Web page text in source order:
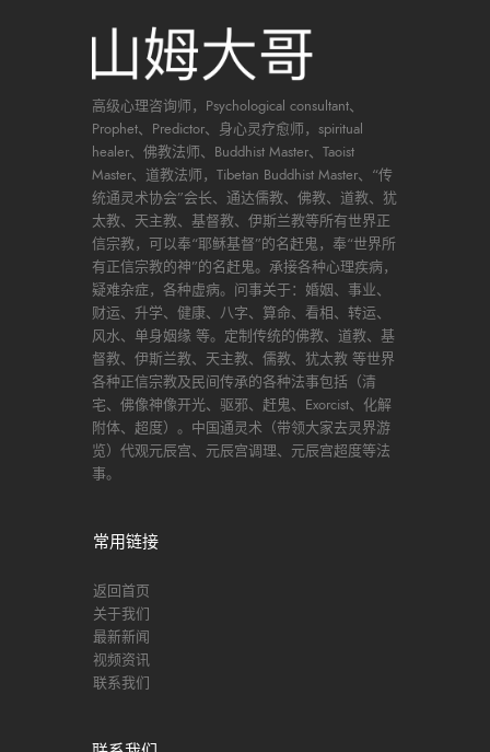
高级心理咨询师，Psychological consultant、
Prophet、Predictor、身心灵疗愈师，spiritual
healer、佛教法师、Buddhist Master、Taoist
Master、道教法师，Tibetan Buddhist Master、“传
统通灵术协会”会长、通达儒教、佛教、道教、犹
太教、天主教、基督教、伊斯兰教等所有世界正
信宗教，可以奉“耶稣基督”的名赶鬼，奉“世界所
有正信宗教的神”的名赶鬼。承接各种心理疾病，
疑难杂症，各种虚病。问事关于：婚姻、事业、
财运、升学、健康、八字、算命、看相、转运、
风水、单身姻缘 等。定制传统的佛教、道教、基
督教、伊斯兰教、天主教、儒教、犹太教 等世界
各种正信宗教及民间传承的各种法事包括（清
宅、佛像神像开光、驱邪、赶鬼、Exorcist、化解
附体、超度）。中国通灵术（带领大家去灵界游
览）代观元辰宫、元辰宫调理、元辰宫超度等法
事。
常用链接
返回首页
关于我们
最新新闻
视频资讯
联系我们